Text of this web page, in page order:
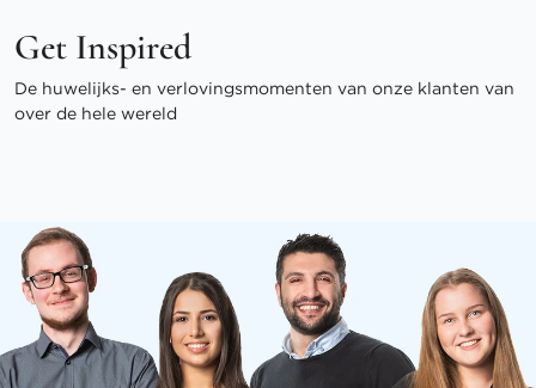
Get Inspired
De huwelijks- en verlovingsmomenten van onze klanten van
over de hele wereld